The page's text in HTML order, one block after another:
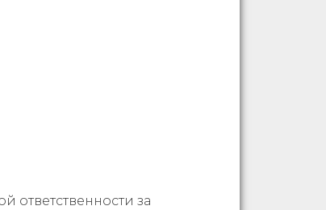
ответственности за